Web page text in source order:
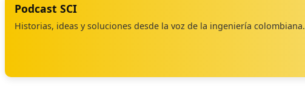
Podcast SCI
Historias, ideas y soluciones desde la voz de la ingeniería colombiana.